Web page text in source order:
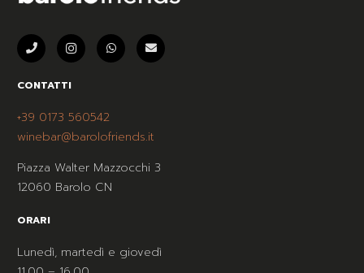
CONTATTI
+39 0173 560542
winebar@barolofriends.it
Piazza Walter Mazzocchi 3
12060 Barolo CN
ORARI
Lunedì, martedì e giovedì